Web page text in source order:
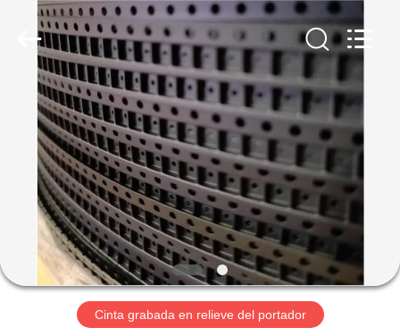
HOGAR
PRODUCTOS
SOBRE
NOSOTROS
VIAJE
Shenzhen
Reserved.
Cinta grabada en relieve del portador